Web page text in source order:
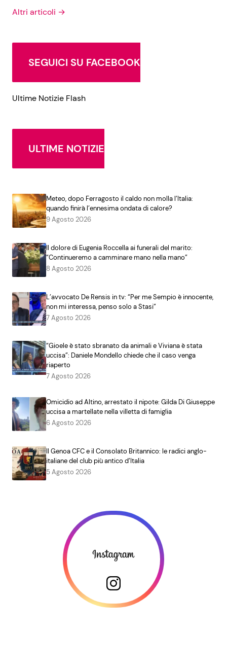
Altri articoli →
SEGUICI SU FACEBOOK
Ultime Notizie Flash
ULTIME NOTIZIE
Meteo, dopo Ferragosto il caldo non molla l’Italia:
quando finirà l’ennesima ondata di calore?
9 Agosto 2026
Il dolore di Eugenia Roccella ai funerali del marito:
“Continueremo a camminare mano nella mano”
8 Agosto 2026
L’avvocato De Rensis in tv: “Per me Sempio è innocente,
non mi interessa, penso solo a Stasi”
7 Agosto 2026
“Gioele è stato sbranato da animali e Viviana è stata
uccisa”: Daniele Mondello chiede che il caso venga
riaperto
7 Agosto 2026
Omicidio ad Altino, arrestato il nipote: Gilda Di Giuseppe
uccisa a martellate nella villetta di famiglia
6 Agosto 2026
Il Genoa CFC e il Consolato Britannico: le radici anglo-
italiane del club più antico d’Italia
5 Agosto 2026